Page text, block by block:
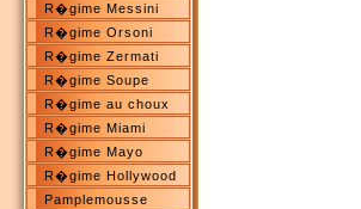
R�gime Messini
R�gime Orsoni
R�gime Zermati
R�gime Soupe
R�gime au choux
R�gime Miami
R�gime Mayo
R�gime Hollywood
Pamplemousse